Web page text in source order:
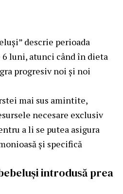
descrie perioada
6 luni, atunci când în dieta
progresiv noi și noi
mai sus amintite,
necesare exclusiv
a li se putea asigura
și specifică
introdusă prea